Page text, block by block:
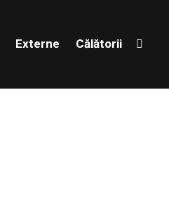
Externe Călătorii